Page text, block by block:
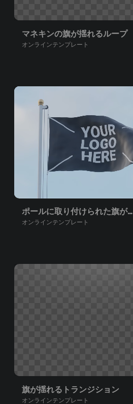
マネキンの旗が揺れるループ
オンラインテンプレート
ポールに取り付けられた旗が揺れる
オンラインテンプレート
旗が揺れるトランジション
オンラインテンプレート